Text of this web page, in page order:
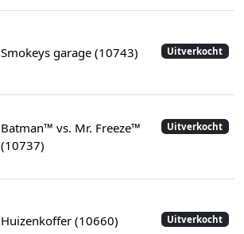
Uitverkocht
Smokeys garage (10743)
Uitverkocht
Batman™ vs. Mr. Freeze™
(10737)
Uitverkocht
Huizenkoffer (10660)